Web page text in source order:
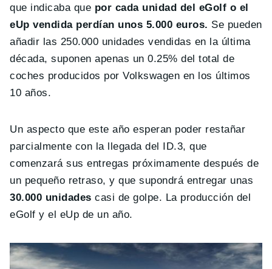
que indicaba que por cada unidad del eGolf o el
eUp vendida perdían unos 5.000 euros. Se pueden
añadir las 250.000 unidades vendidas en la última
década, suponen apenas un 0.25% del total de
coches producidos por Volkswagen en los últimos
10 años.
Un aspecto que este año esperan poder restañar
parcialmente con la llegada del ID.3, que
comenzará sus entregas próximamente después de
un pequeño retraso, y que supondrá entregar unas
30.000 unidades casi de golpe. La producción del
eGolf y el eUp de un año.